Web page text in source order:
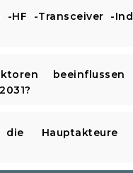
HF -Transceiver -
Hauptakteure